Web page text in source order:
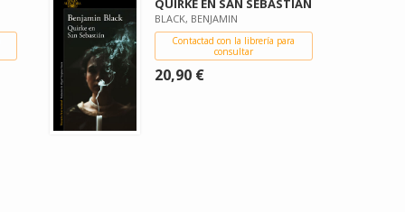
QUIRKE EN SAN SEBASTIÁN
BLACK, BENJAMIN
Contactad con la librería para
consultar
20,90 €